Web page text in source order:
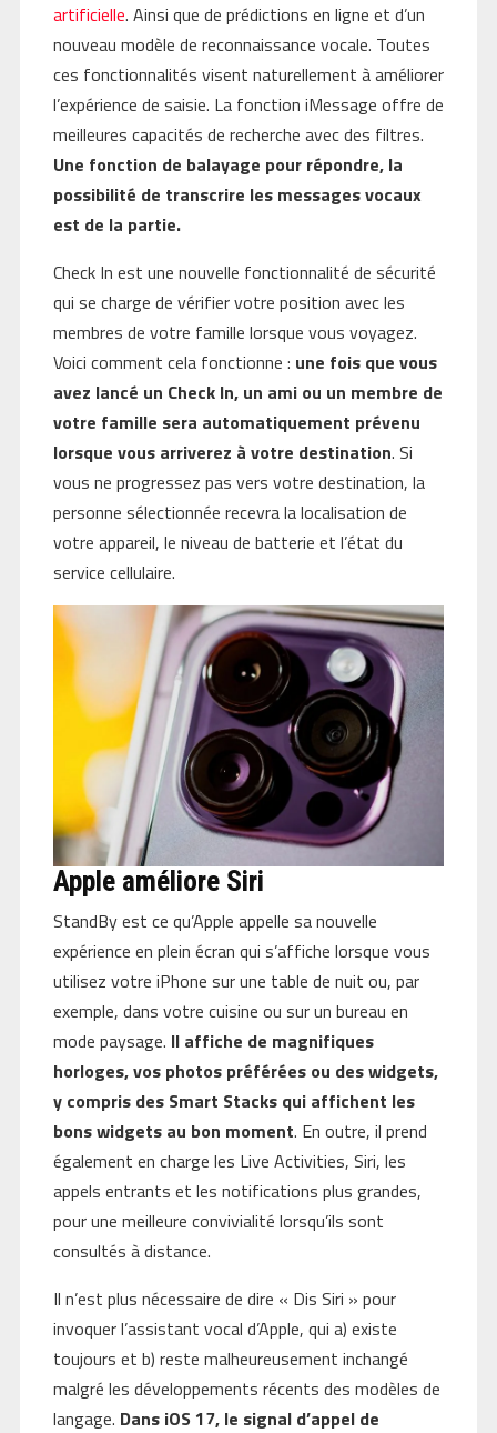
artificielle. Ainsi que de prédictions en ligne et d’un
nouveau modèle de reconnaissance vocale. Toutes
ces fonctionnalités visent naturellement à améliorer
l’expérience de saisie. La fonction iMessage offre de
meilleures capacités de recherche avec des filtres.
Une fonction de balayage pour répondre, la
possibilité de transcrire les messages vocaux
est de la partie.
Check In est une nouvelle fonctionnalité de sécurité
qui se charge de vérifier votre position avec les
membres de votre famille lorsque vous voyagez.
Voici comment cela fonctionne : une fois que vous
avez lancé un Check In, un ami ou un membre de
votre famille sera automatiquement prévenu
lorsque vous arriverez à votre destination. Si
vous ne progressez pas vers votre destination, la
personne sélectionnée recevra la localisation de
votre appareil, le niveau de batterie et l’état du
service cellulaire.
Apple améliore Siri
StandBy est ce qu’Apple appelle sa nouvelle
expérience en plein écran qui s’affiche lorsque vous
utilisez votre iPhone sur une table de nuit ou, par
exemple, dans votre cuisine ou sur un bureau en
mode paysage. Il affiche de magnifiques
horloges, vos photos préférées ou des widgets,
y compris des Smart Stacks qui affichent les
bons widgets au bon moment. En outre, il prend
également en charge les Live Activities, Siri, les
appels entrants et les notifications plus grandes,
pour une meilleure convivialité lorsqu’ils sont
consultés à distance.
Il n’est plus nécessaire de dire « Dis Siri » pour
invoquer l’assistant vocal d’Apple, qui a) existe
toujours et b) reste malheureusement inchangé
malgré les développements récents des modèles de
langage. Dans iOS 17, le signal d’appel de